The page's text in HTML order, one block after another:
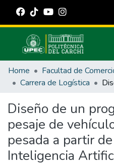
Communities & Collections
All of DSpace
Estadísticas Externas
Manuales
Home
Carrera de Logística
Diseño de un
pesaje de
pesada a partir
Inteligencia